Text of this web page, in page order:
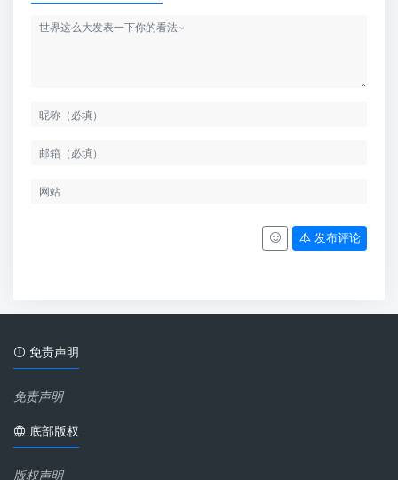
发布评论
免责声明
免责声明
底部版权
版权声明